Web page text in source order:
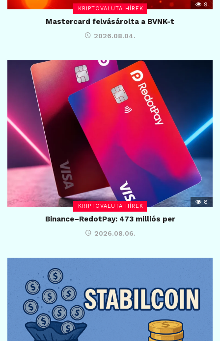
KRIPTOVALUTA HÍREK
9
Mastercard felvásárolta a BVNK-t
2026.08.04.
KRIPTOVALUTA HÍREK
8
Binance–RedotPay: 473 milliós per
2026.08.06.